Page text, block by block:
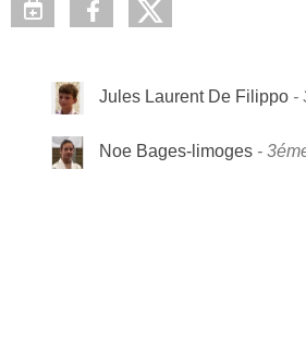
Jules Laurent De Filippo
Noe Bages-limoges